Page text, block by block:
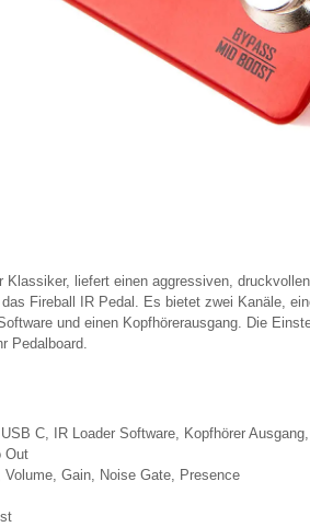
Klassiker, liefert einen aggressiven,
Fireball IR Pedal. Es bietet zwei Kanäle,
und einen Kopfhörerausgang. Die
Pedalboard.
USB C, IR Loader Software, Kopfhörer
Out
Gain, Noise Gate, Presence